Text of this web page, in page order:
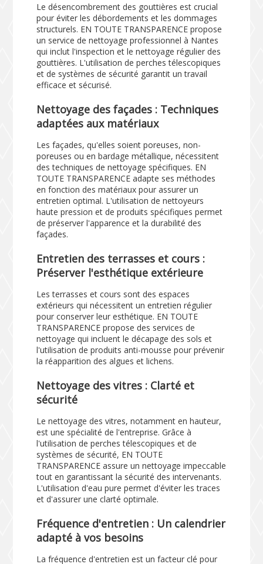
Le désencombrement des gouttières est crucial
pour éviter les débordements et les dommages
structurels. EN TOUTE TRANSPARENCE propose
un service de nettoyage professionnel à Nantes
qui inclut l'inspection et le nettoyage régulier des
gouttières. L'utilisation de perches télescopiques
et de systèmes de sécurité garantit un travail
efficace et sécurisé.
Nettoyage des façades : Techniques
adaptées aux matériaux
Les façades, qu'elles soient poreuses, non-
poreuses ou en bardage métallique, nécessitent
des techniques de nettoyage spécifiques. EN
TOUTE TRANSPARENCE adapte ses méthodes
en fonction des matériaux pour assurer un
entretien optimal. L'utilisation de nettoyeurs
haute pression et de produits spécifiques permet
de préserver l'apparence et la durabilité des
façades.
Entretien des terrasses et cours :
Préserver l'esthétique extérieure
Les terrasses et cours sont des espaces
extérieurs qui nécessitent un entretien régulier
pour conserver leur esthétique. EN TOUTE
TRANSPARENCE propose des services de
nettoyage qui incluent le décapage des sols et
l'utilisation de produits anti-mousse pour prévenir
la réapparition des algues et lichens.
Nettoyage des vitres : Clarté et
sécurité
Le nettoyage des vitres, notamment en hauteur,
est une spécialité de l'entreprise. Grâce à
l'utilisation de perches télescopiques et de
systèmes de sécurité, EN TOUTE
TRANSPARENCE assure un nettoyage impeccable
tout en garantissant la sécurité des intervenants.
L'utilisation d'eau pure permet d'éviter les traces
et d'assurer une clarté optimale.
Fréquence d'entretien : Un calendrier
adapté à vos besoins
La fréquence d'entretien est un facteur clé pour